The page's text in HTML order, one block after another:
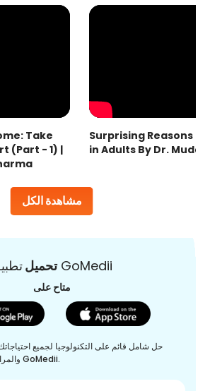
مشاهدة الكل
Take
(Part - 1) |
Surprising Reasons
in Adults By Dr.
تحميلتطبيق GoMedii
متاح على
حل شامل قائم على التكنولوجيا لجميع احتياجاتك
والمراقبة المتوفرة في تطبيق GoMedii.